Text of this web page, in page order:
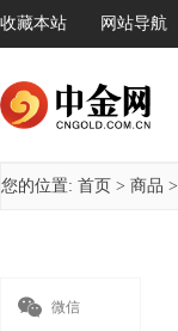
收藏本站 网站导航
您的位置: 首页 > 商品 >
 微信